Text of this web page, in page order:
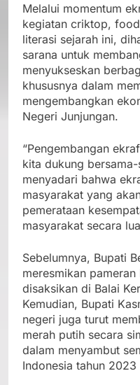
Melalui momentum
kegiatan criktop,
literasi sejarah ini,
sarana untuk
menyukseskan
khususnya dalam
mengembangkan
Negeri Junjungan.
“Pengembangan
kita dukung
menyadari bahwa
masyarakat yang
pemerataan
masyarakat secara
Sebelumnya, Bupati
meresmikan
disaksikan di Balai
Kemudian, Bupati
negeri juga turut
merah putih secara
dalam menyambut
Indonesia tahun 2023